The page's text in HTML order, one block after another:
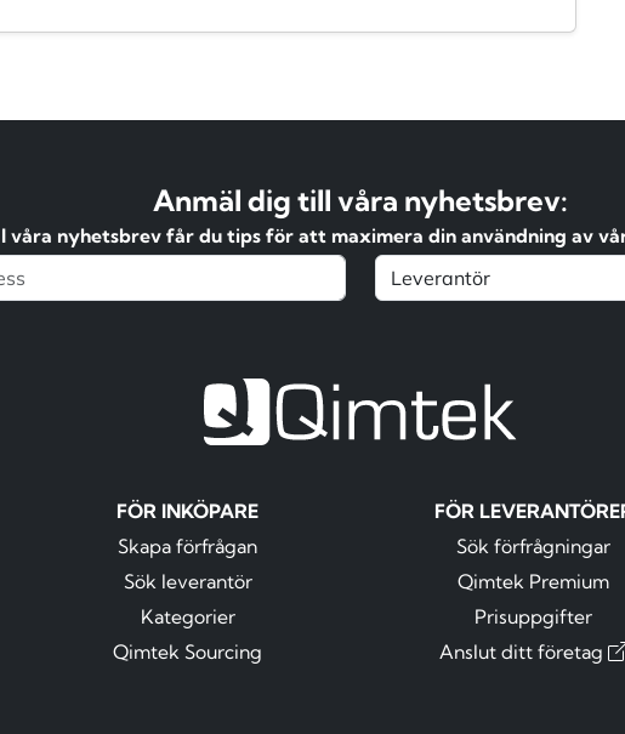
Anmäl dig till våra nyhetsbrev:
I våra nyhetsbrev får du tips för att maximera din användning av
FÖR INKÖPARE
Skapa förfrågan
Sök leverantör
Kategorier
Qimtek Sourcing
FÖR
Sök förfrågningar
Qimtek Premium
Prisuppgifter
Anslut ditt företag